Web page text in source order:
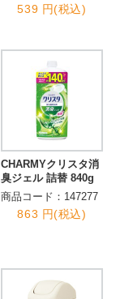
539 円(税込)
CHARMYクリスタ消
臭ジェル 詰替 840g
商品コード：147277
863 円(税込)